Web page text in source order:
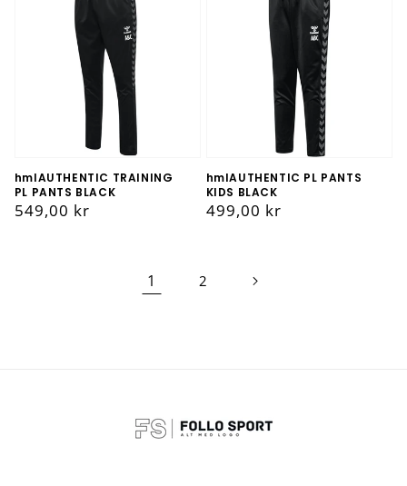
hmlAUTHENTIC TRAINING
PL PANTS BLACK
Vanlig
549,00 kr
hmlAUTHENTIC PL PANTS
KIDS BLACK
Vanlig
499,00 kr
1 2